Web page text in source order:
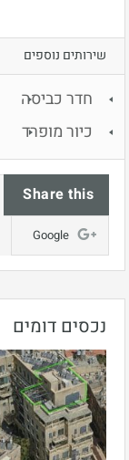
שירותים נוספים
חדר כביסה
כיור מופרד
Share this
Google
נכסים דומים